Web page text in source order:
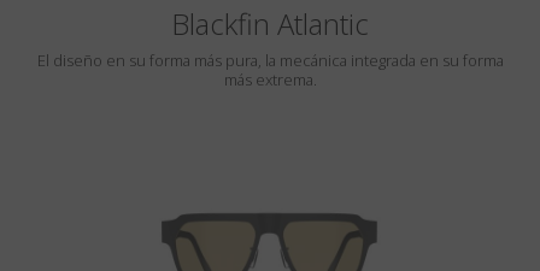
Blackfin Atlantic
El diseño en su forma más pura, la mecánica integrada en su forma
más extrema.